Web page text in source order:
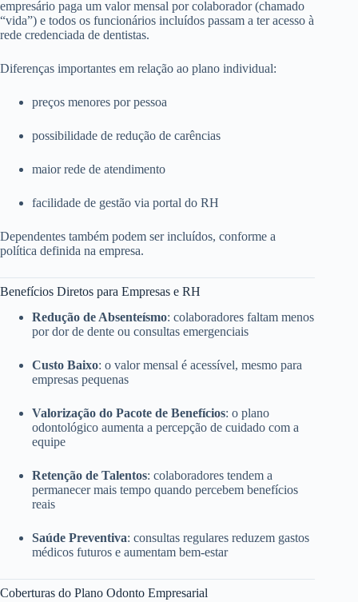
empresário paga um valor mensal por colaborador (chamado
“vida”) e todos os funcionários incluídos passam a ter acesso à
rede credenciada de dentistas.
Diferenças importantes em relação ao plano individual:
preços menores por pessoa
possibilidade de redução de carências
maior rede de atendimento
facilidade de gestão via portal do RH
Dependentes também podem ser incluídos, conforme a
política definida na empresa.
Benefícios Diretos para Empresas e RH
Redução de Absenteísmo: colaboradores faltam menos
por dor de dente ou consultas emergenciais
Custo Baixo: o valor mensal é acessível, mesmo para
empresas pequenas
Valorização do Pacote de Benefícios: o plano
odontológico aumenta a percepção de cuidado com a
equipe
Retenção de Talentos: colaboradores tendem a
permanecer mais tempo quando percebem benefícios
reais
Saúde Preventiva: consultas regulares reduzem gastos
médicos futuros e aumentam bem-estar
Coberturas do Plano Odonto Empresarial